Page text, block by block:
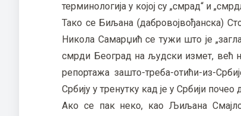
терминологија у којој су „смрад“ и
Тако се Биљана (дабровојвођанска)
Никола Самарџић се тужи што је
смрди Београд на људски измет, већ
репортажа зашто-треба-отићи-из-
Србију у тренутку кад је у Србији
Ако се пак неко, као Љиљана